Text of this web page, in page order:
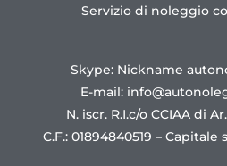
Servizio di noleggio
Skype: Nickname
E-mail:
N. iscr. R.I.c/o CCIAA di
C.F.: 01894840519 – Capitale